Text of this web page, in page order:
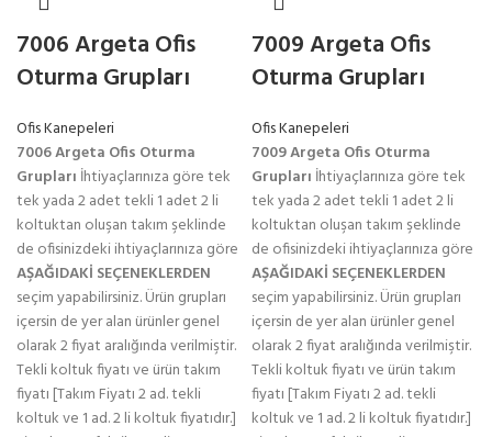
7006 Argeta Ofis
Oturma Grupları
Ofis Kanepeleri
7006 Argeta Ofis Oturma
Grupları İhtiyaçlarınıza göre tek
tek yada 2 adet tekli 1 adet 2 li
koltuktan oluşan takım şeklinde
de ofisinizdeki ihtiyaçlarınıza göre
AŞAĞIDAKİ SEÇENEKLERDEN
seçim yapabilirsiniz. Ürün grupları
içersin de yer alan ürünler genel
olarak 2 fiyat aralığında verilmiştir.
Tekli koltuk fiyatı ve ürün takım
fiyatı [Takım Fiyatı 2 ad. tekli
koltuk ve 1 ad. 2 li koltuk fiyatıdır.]
7009 Argeta Ofis
Oturma Grupları
Ofis Kanepeleri
7009 Argeta Ofis Oturma
Grupları İhtiyaçlarınıza göre tek
tek yada 2 adet tekli 1 adet 2 li
koltuktan oluşan takım şeklinde
de ofisinizdeki ihtiyaçlarınıza göre
AŞAĞIDAKİ SEÇENEKLERDEN
seçim yapabilirsiniz. Ürün grupları
içersin de yer alan ürünler genel
olarak 2 fiyat aralığında verilmiştir.
Tekli koltuk fiyatı ve ürün takım
fiyatı [Takım Fiyatı 2 ad. tekli
koltuk ve 1 ad. 2 li koltuk fiyatıdır.]